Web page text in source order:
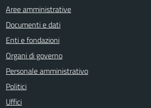
Aree amministrative
Documenti e dati
Enti e fondazioni
Organi di governo
Personale amministrativo
Politici
Uffici